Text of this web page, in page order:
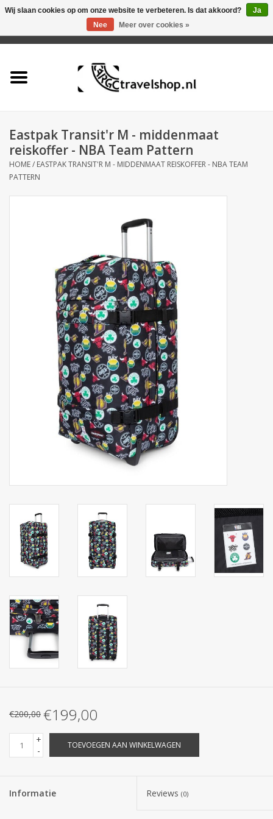
Tas
Rugtas
Koffer
Secrid portemonnee
Eastpak Transit'r M - middenmaat
reiskoffer - NBA Team Pattern
HOME/ EASTPAK TRANSIT'R M - MIDDENMAAT REISKOFFER - NBA TEAM
PATTERN
€200,00 €199,00
+
-
TOEVOEGEN AAN WINKELWAGEN
Informatie Reviews (0)
Wij slaan cookies op om onze website te verbeteren. Is dat akkoord?
Ja
Nee
Meer over cookies »